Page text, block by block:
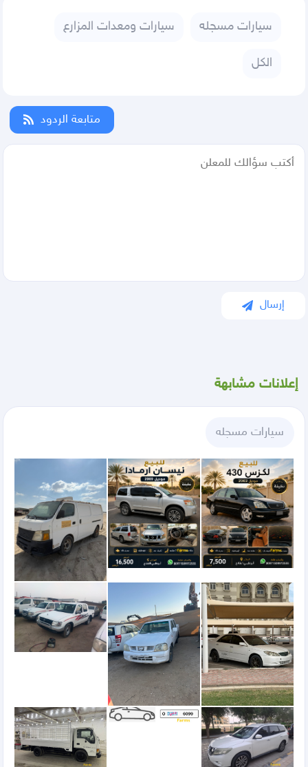
إعلانات مشابهة
سيارات مسجله سيارات ومعدات المزارع
الكل
متابعة الردود
إرسال
سيارات مسجله